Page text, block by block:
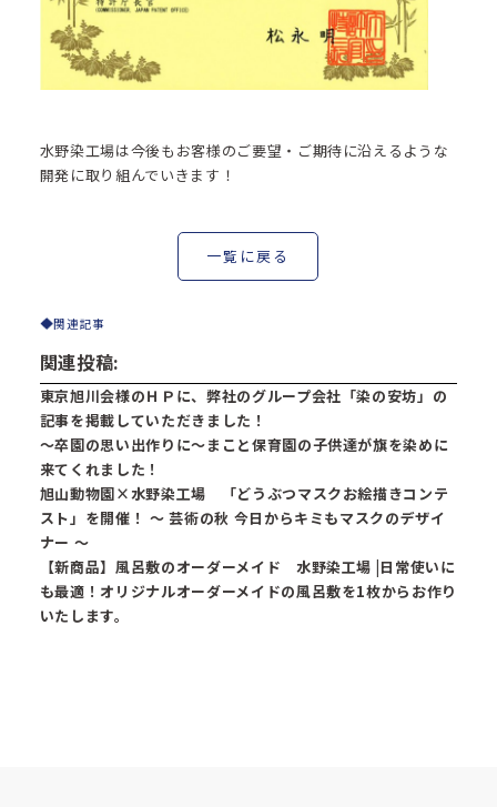
水野染工場は今後もお客様のご要望・ご期待に沿えるような
開発に取り組んでいきます！
一覧に戻る
関連記事
関連投稿:
東京旭川会様のＨＰに、弊社のグループ会社「染の安坊」の
記事を掲載していただきました！
～卒園の思い出作りに～まこと保育園の子供達が旗を染めに
来てくれました！
旭山動物園×水野染工場 「どうぶつマスクお絵描きコンテ
スト」を開催！ ～ 芸術の秋 今日からキミもマスクのデザイ
ナー ～
【新商品】風呂敷のオーダーメイド 水野染工場 |日常使いに
も最適！オリジナルオーダーメイドの風呂敷を1枚からお作り
いたします。